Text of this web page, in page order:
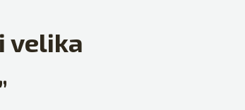
velika